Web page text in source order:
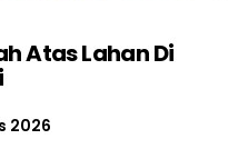
Atas Lahan Di
2026